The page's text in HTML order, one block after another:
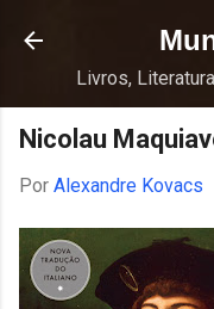
Pular
Livros,
Nicolau
Por Alexandre Kovacs